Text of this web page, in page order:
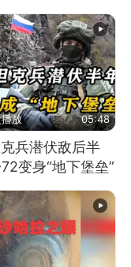
放 05:48
兵潜伏敌后半
变身“地下堡垒”